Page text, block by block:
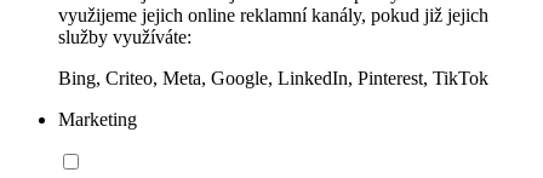
využijeme jejich online reklamní kanály, pokud již jejich
služby využíváte:
Bing, Criteo, Meta, Google, LinkedIn, Pinterest, TikTok
Marketing